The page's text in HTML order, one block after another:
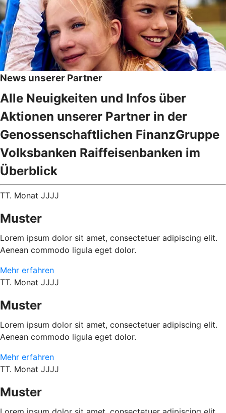
News unserer Partner
Alle Neuigkeiten und Infos über
Aktionen unserer Partner in der
Genossenschaftlichen FinanzGruppe
Volksbanken Raiffeisenbanken im
Überblick
TT. Monat JJJJ
Muster
Lorem ipsum dolor sit amet, consectetuer adipiscing elit.
Aenean commodo ligula eget dolor.
Mehr erfahren
TT. Monat JJJJ
Muster
Lorem ipsum dolor sit amet, consectetuer adipiscing elit.
Aenean commodo ligula eget dolor.
Mehr erfahren
TT. Monat JJJJ
Muster